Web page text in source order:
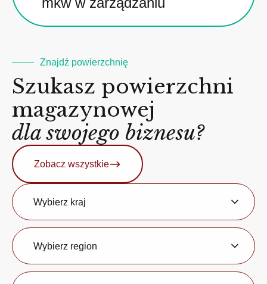
Znajdź powierzchnię
Szukasz powierzchni
magazynowej
dla swojego biznesu?
Zobacz wszystkie
Kraj
Wybierz kraj
Region
Wybierz region
Miasto